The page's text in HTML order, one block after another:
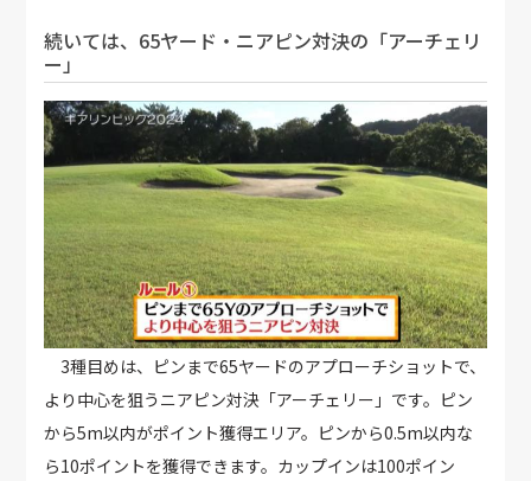
続いては、65ヤード・ニアピン対決の「アーチェリ
ー」
3種目めは、ピンまで65ヤードのアプローチショットで、
より中心を狙うニアピン対決「アーチェリー」です。ピン
から5m以内がポイント獲得エリア。ピンから0.5m以内な
ら10ポイントを獲得できます。カップインは100ポイン